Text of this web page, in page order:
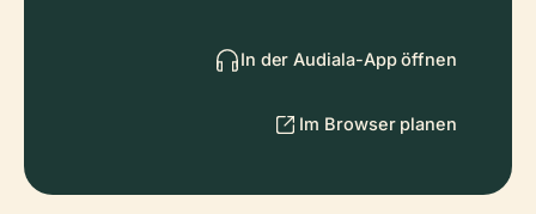
In der Audiala-App öffnen
Im Browser planen